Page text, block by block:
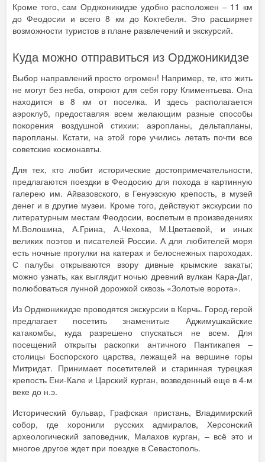
Кроме того, сам Орджоникидзе удобно расположен – 11 км
до Феодосии и всего 8 км до Коктебеля. Это расширяет
возможности туристов в плане развлечений и экскурсий.
Куда можно отправиться из Орджоникидзе
Выбор направлений просто огромен! Например, те, кто жить
не могут без неба, откроют для себя гору Климентьева. Она
находится в 8 км от поселка. И здесь располагается
аэроклуб, предоставляя всем желающим разные способы
покорения воздушной стихии: аэропланы, дельтапланы,
паропланы. Кстати, на этой горе учились летать почти все
советские космонавты.
Для тех, кто любит исторические достопримечательности,
предлагаются поездки в Феодосию для похода в картинную
галерею им. Айвазовского, в Генуэзскую крепость, в музей
денег и в другие музеи. Кроме того, действуют экскурсии по
литературным местам Феодосии, воспетым в произведениях
М.Волошина, А.Грина, А.Чехова, М.Цветаевой, и иных
великих поэтов и писателей России. А для любителей моря
есть ночные прогулки на катерах и белоснежных пароходах.
С палубы открываются взору дивные крымские закаты;
можно узнать, как выглядит ночью древний вулкан Кара-Даг,
полюбоваться лунной дорожкой сквозь «Золотые ворота».
Из Орджоникидзе проводятся экскурсии в Керчь. Город-герой
предлагает посетить знаменитые Аджимушкайские
катакомбы, куда разрешено спускаться не всем. Для
посещений открыты раскопки античного Пантикапея –
столицы Боспорского царства, лежащей на вершине горы
Митридат. Принимает посетителей и старинная турецкая
крепость Ени-Кале и Царский курган, возведенный еще в 4-м
веке до н.э.
Исторический бульвар, Графская пристань, Владимирский
собор, где хоронили русских адмиралов, Херсонский
археологический заповедник, Малахов курган, – всё это и
многое другое ждет при поездке в Севастополь.